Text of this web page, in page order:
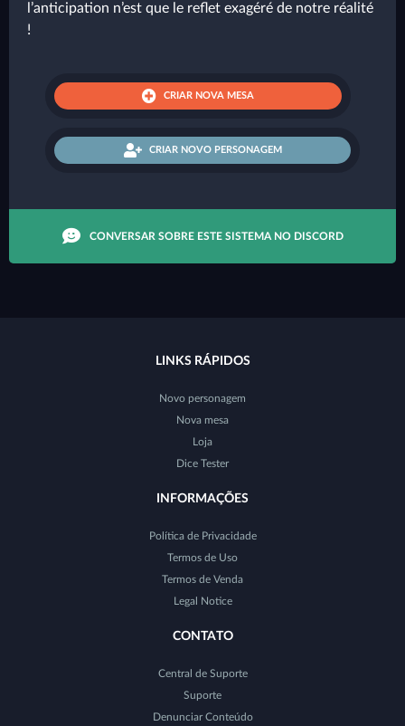
l’anticipation n’est que le reflet exagéré de notre réalité
!
CRIAR NOVA MESA
CRIAR NOVO PERSONAGEM
CONVERSAR SOBRE ESTE SISTEMA NO DISCORD
LINKS RÁPIDOS
Novo personagem
Nova mesa
Loja
Dice Tester
INFORMAÇÕES
Política de Privacidade
Termos de Uso
Termos de Venda
Legal Notice
CONTATO
Central de Suporte
Suporte
Denunciar Conteúdo